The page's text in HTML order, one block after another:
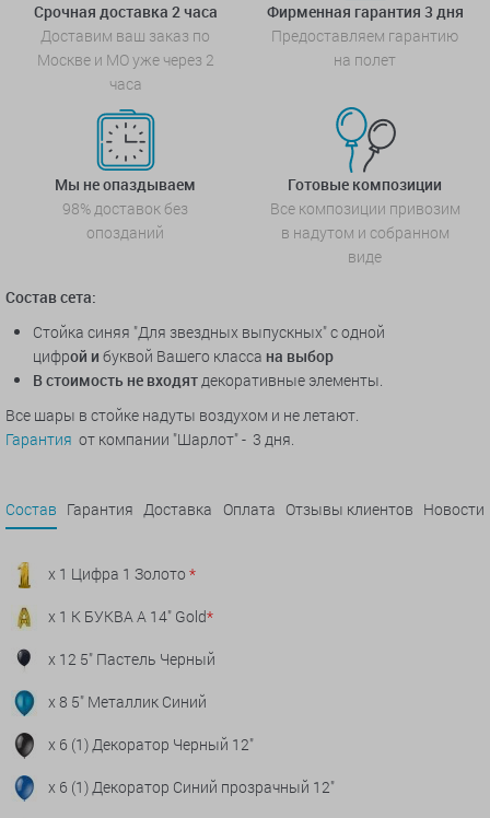
Срочная доставка 2 часа
Доставим ваш заказ по
Москве и МО уже через 2
часа
Фирменная гарантия 3 дня
Предоставляем гарантию
на полет
Мы не опаздываем
98% доставок без
опозданий
Готовые композиции
Все композиции привозим
в надутом и собранном
виде
Состав сета:
Стойка синяя "Для звездных выпускных" с одной
цифрой и буквой Вашего класса на выбор
В стоимость не входятдекоративные элементы.
Все шары в стойке надуты воздухом и не летают.
Гарантия от компании "Шарлот" - 3 дня.
Состав Гарантия Доставка Оплата Отзывы клиентов Новости
x 1 Цифра 1 Золото *
x 1 К БУКВА А 14" Gold*
x 12 5" Пастель Черный
x 8 5" Металлик Синий
x 6 (1) Декоратор Черный 12"
x 6 (1) Декоратор Синий прозрачный 12"